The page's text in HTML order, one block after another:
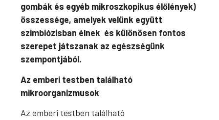
gombák és egyéb mikroszkopikus élőlények)
összessége, amelyek velünk együtt
szimbiózisban élnek és különösen fontos
szerepet játszanak az egészségünk
szempontjából.
Az emberi testben található
mikroorganizmusok
Az emberi testben található